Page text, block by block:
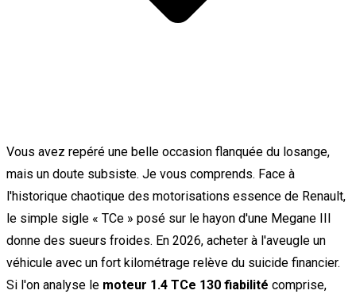
Vous avez repéré une belle occasion flanquée du losange,
mais un doute subsiste. Je vous comprends. Face à
l'historique chaotique des motorisations essence de Renault,
le simple sigle « TCe » posé sur le hayon d'une Megane III
donne des sueurs froides. En 2026, acheter à l'aveugle un
véhicule avec un fort kilométrage relève du suicide financier.
Si l'on analyse le moteur 1.4 TCe 130 fiabilité comprise,